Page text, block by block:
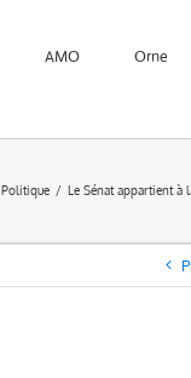
AMO Orne
Politique Le Sénat appartient à